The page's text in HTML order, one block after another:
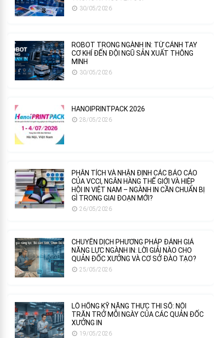
30/05/2026
ROBOT TRONG NGÀNH IN: TỪ CÁNH TAY
CƠ KHÍ ĐẾN ĐỘI NGŨ SẢN XUẤT THÔNG
MINH
30/05/2026
HANOIPRINTPACK 2026
28/05/2026
PHÂN TÍCH VÀ NHẬN ĐỊNH CÁC BÁO CÁO
CỦA VCCI, NGÂN HÀNG THẾ GIỚI VÀ HIỆP
HỘI IN VIỆT NAM – NGÀNH IN CẦN CHUẨN BỊ
GÌ TRONG GIAI ĐOẠN MỚI?
26/05/2026
CHUYỂN DỊCH PHƯƠNG PHÁP ĐÁNH GIÁ
NĂNG LỰC NGÀNH IN: LỜI GIẢI NÀO CHO
QUẢN ĐỐC XƯỞNG VÀ CƠ SỞ ĐÀO TẠO?
25/05/2026
LỖ HỔNG KỸ NĂNG THỰC THI SỐ: NỖI
TRĂN TRỞ MỖI NGÀY CỦA CÁC QUẢN ĐỐC
XƯỞNG IN
19/05/2026